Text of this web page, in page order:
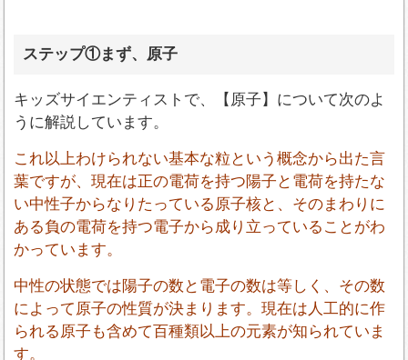
ステップ①まず、原子
キッズサイエンティストで、【原子】について次のよ
うに解説しています。
これ以上わけられない基本な粒という概念から出た言
葉ですが、現在は正の電荷を持つ陽子と電荷を持たな
い中性子からなりたっている原子核と、そのまわりに
ある負の電荷を持つ電子から成り立っていることがわ
かっています。
中性の状態では陽子の数と電子の数は等しく、その数
によって原子の性質が決まります。現在は人工的に作
られる原子も含めて百種類以上の元素が知られていま
す。